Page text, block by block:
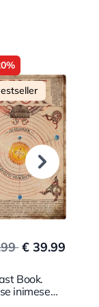
€ 39.99
Book.
inimese